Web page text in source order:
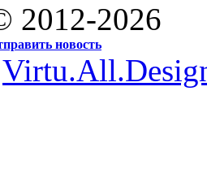
2012-2026
новость